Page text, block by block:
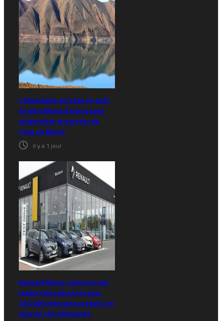
L’Allemagne accorde un prêt
de 66 millions d’euros pour
moderniser le secteur de
l’eau au Maroc
il y a 1 jour
Renault Maroc renforce son
leadership industriel avec
200.000 véhicules produits et
plus de 167.000 unités